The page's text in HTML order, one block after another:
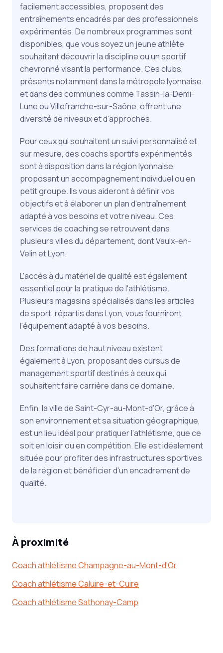
facilement accessibles, proposent des
entraînements encadrés par des professionnels
expérimentés. De nombreux programmes sont
disponibles, que vous soyez un jeune athlète
souhaitant découvrir la discipline ou un sportif
chevronné visant la performance. Ces clubs,
présents notamment dans la métropole lyonnaise
et dans des communes comme Tassin-la-Demi-
Lune ou Villefranche-sur-Saône, offrent une
diversité de niveaux et d'approches.
Pour ceux qui souhaitent un suivi personnalisé et
sur mesure, des coachs sportifs expérimentés
sont à disposition dans la région lyonnaise,
proposant un accompagnement individuel ou en
petit groupe. Ils vous aideront à définir vos
objectifs et à élaborer un plan d'entraînement
adapté à vos besoins et votre niveau. Ces
services de coaching se retrouvent dans
plusieurs villes du département, dont Vaulx-en-
Velin et Lyon.
L'accès à du matériel de qualité est également
essentiel pour la pratique de l'athlétisme.
Plusieurs magasins spécialisés dans les articles
de sport, répartis dans Lyon, vous fourniront
l'équipement adapté à vos besoins.
Des formations de haut niveau existent
également à Lyon, proposant des cursus de
management sportif destinés à ceux qui
souhaitent faire carrière dans ce domaine.
Enfin, la ville de Saint-Cyr-au-Mont-d'Or, grâce à
son environnement et sa situation géographique,
est un lieu idéal pour pratiquer l'athlétisme, que ce
soit en loisir ou en compétition. Elle est idéalement
située pour profiter des infrastructures sportives
de la région et bénéficier d'un encadrement de
qualité.
À proximité
Coach athlétisme Champagne-au-Mont-d'Or
Coach athlétisme Caluire-et-Cuire
Coach athlétisme Sathonay-Camp